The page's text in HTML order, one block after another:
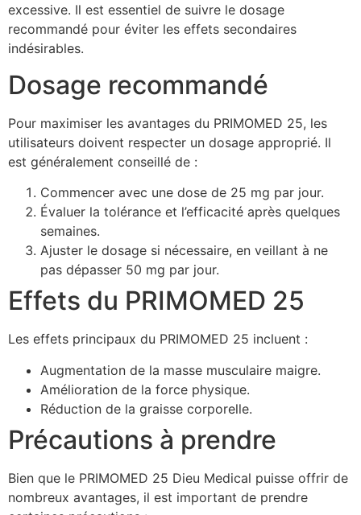
excessive. Il est essentiel de suivre le dosage
recommandé pour éviter les effets secondaires
indésirables.
Dosage recommandé
Pour maximiser les avantages du PRIMOMED 25, les
utilisateurs doivent respecter un dosage approprié. Il
est généralement conseillé de :
Commencer avec une dose de 25 mg par jour.
Évaluer la tolérance et l’efficacité après quelques
semaines.
Ajuster le dosage si nécessaire, en veillant à ne
pas dépasser 50 mg par jour.
Effets du PRIMOMED 25
Les effets principaux du PRIMOMED 25 incluent :
Augmentation de la masse musculaire maigre.
Amélioration de la force physique.
Réduction de la graisse corporelle.
Précautions à prendre
Bien que le PRIMOMED 25 Dieu Medical puisse offrir de
nombreux avantages, il est important de prendre